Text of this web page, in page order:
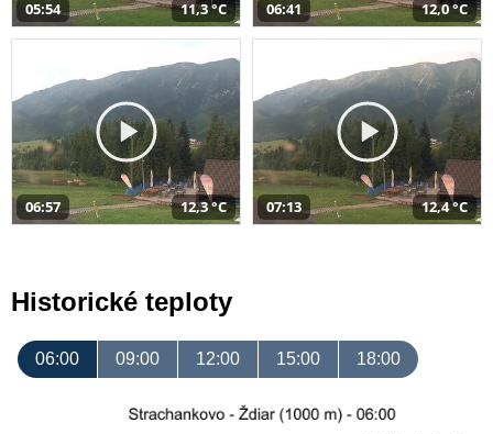
05:54 11,3 °C 06:41 12,0 °C
06:57 12,3 °C 07:13 12,4 °C
Historické teploty
06:00 09:00 12:00 15:00 18:00